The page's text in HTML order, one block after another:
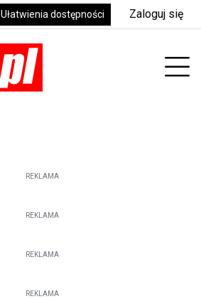
Ułatwienia dostępności Zaloguj się
REKLAMA
REKLAMA
REKLAMA
REKLAMA